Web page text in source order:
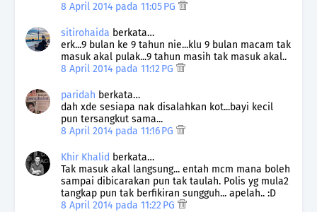
8 April 2014 pada 11:05 PG
sitirohaida berkata…
erk...9 bulan ke 9 tahun nie...klu 9 bulan macam tak
masuk akal pulak...9 tahun masih tak masuk akal..
8 April 2014 pada 11:12 PG
paridah berkata…
dah xde sesiapa nak disalahkan kot...bayi kecil
pun tersangkut sama...
8 April 2014 pada 11:16 PG
Khir Khalid berkata…
Tak masuk akal langsung... entah mcm mana boleh
sampai dibicarakan pun tak taulah. Polis yg mula2
tangkap pun tak berfikiran sungguh... apelah.. :D
8 April 2014 pada 11:22 PG